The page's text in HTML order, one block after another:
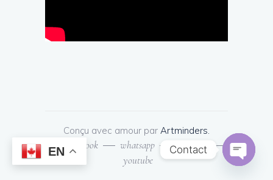
Conçu avec amour par Artminders.
facebook whatsapp
Instagram
youtube
EN Contact